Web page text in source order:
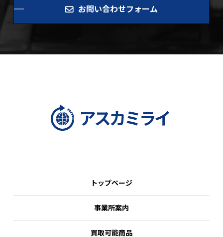
お問い合わせフォーム
トップページ
事業所案内
買取可能商品